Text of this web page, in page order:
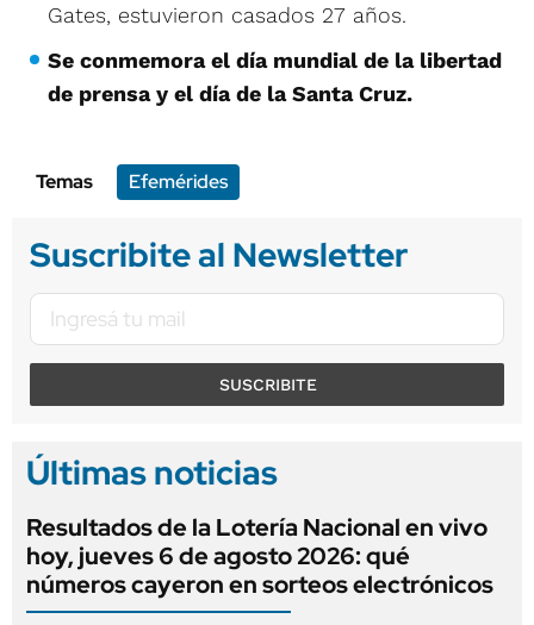
Gates, estuvieron casados 27 años.
Se conmemora el día mundial de la libertad
de prensa y el día de la Santa Cruz.
Temas Efemérides
Suscribite al Newsletter
SUSCRIBITE
Últimas noticias
Resultados de la Lotería Nacional en vivo
hoy, jueves 6 de agosto 2026: qué
números cayeron en sorteos electrónicos